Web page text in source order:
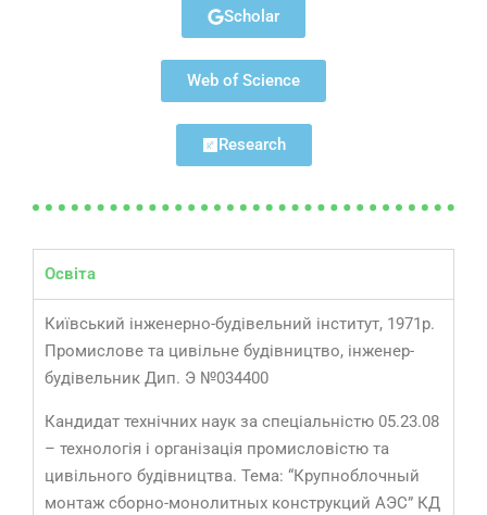
Scholar
Web of Science
Research
Освіта
Київський інженерно-будівельний інститут, 1971р.
Промислове та цивільне будівництво, інженер-
будівельник Дип. Э №034400
Кандидат технічних наук за спеціальністю 05.23.08
– технологія і організація промисловістю та
цивільного будівництва. Тема: “Крупноблочный
монтаж сборно-монолитных конструкций АЭС” КД